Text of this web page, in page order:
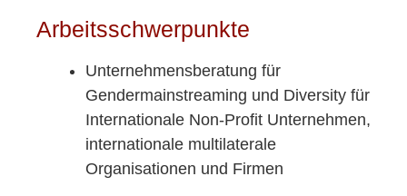
Arbeitsschwerpunkte
Unternehmensberatung für
Gendermainstreaming und Diversity für
Internationale Non-Profit Unternehmen,
internationale multilaterale
Organisationen und Firmen